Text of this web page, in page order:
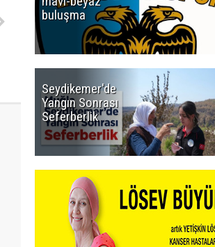
buluşma
Seydikemer'de
Yangın Sonrası
Seferberlik